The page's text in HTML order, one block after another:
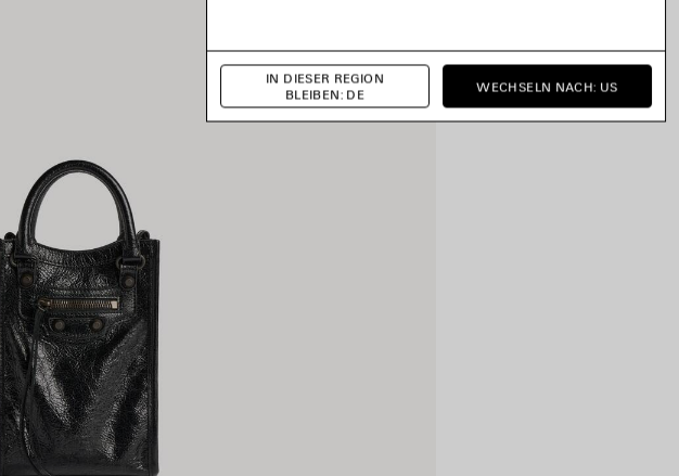
IN DIESER REGION
BLEIBEN: DE
WECHSELN NACH: US